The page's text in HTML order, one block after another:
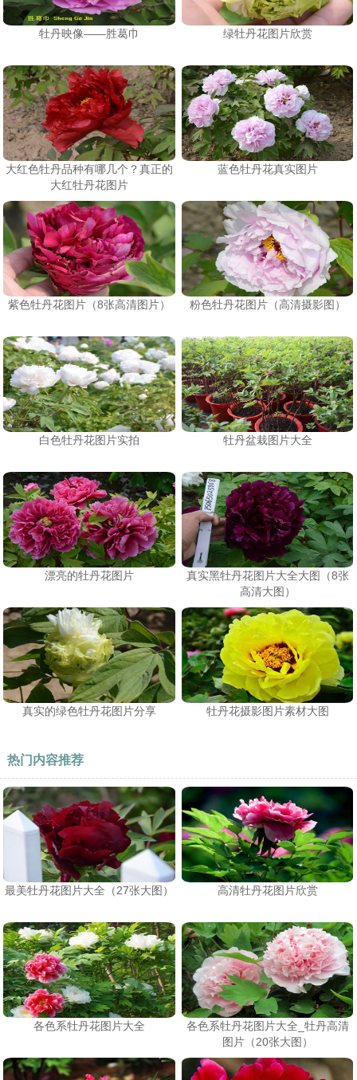
牡丹映像——胜葛巾 绿牡丹花图片欣赏
大红色牡丹品种有哪几个？真正的
大红牡丹花图片
蓝色牡丹花真实图片
紫色牡丹花图片（8张高清图片） 粉色牡丹花图片（高清摄影图）
白色牡丹花图片实拍 牡丹盆栽图片大全
漂亮的牡丹花图片
真实黑牡丹花图片大全大图（8张
高清大图）
真实的绿色牡丹花图片分享 牡丹花摄影图片素材大图
热门内容推荐
最美牡丹花图片大全（27张大图） 高清牡丹花图片欣赏
各色系牡丹花图片大全
各色系牡丹花图片大全_牡丹高清
图片（20张大图）